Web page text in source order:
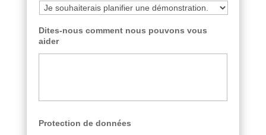
Dites-nous comment nous pouvons vous
aider
Protection de données